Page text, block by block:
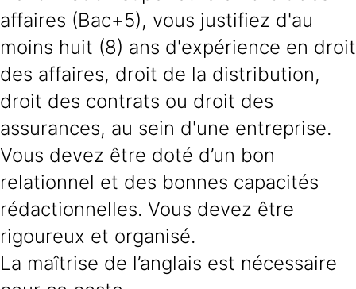
affaires (Bac+5), vous justifiez d'au
moins huit (8) ans d'expérience en droit
des affaires, droit de la distribution,
droit des contrats ou droit des
assurances, au sein d'une entreprise.
Vous devez être doté d’un bon
relationnel et des bonnes capacités
rédactionnelles. Vous devez être
rigoureux et organisé.
La maîtrise de l’anglais est nécessaire